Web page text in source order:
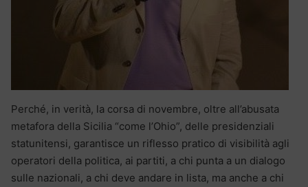
Perché, in verità, la corsa di novembre, oltre all’abusata
metafora della Sicilia “come l’Ohio”, delle presidenziali
statunitensi, garantisce un riflesso pratico di visibilità agli
operatori della politica, ai partiti, a chi punta a un dialogo
sulle nazionali, a chi deve andare in lista, ma anche a chi